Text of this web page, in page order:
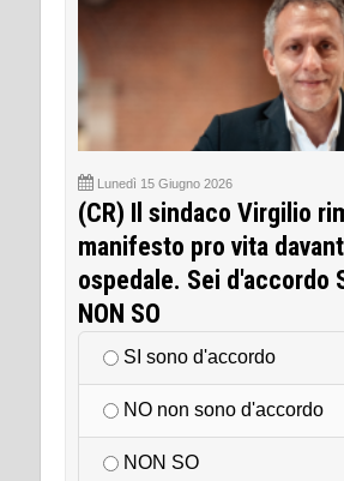
Lunedì 15 Giugno 2026
(CR) Il sindaco Virgilio
manifesto pro vita
ospedale. Sei d'accordo
NON SO
SI sono d'accordo
NO non sono d'accordo
NON SO